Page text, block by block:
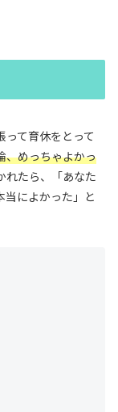
って育休をとって
、めっちゃよかっ
れたら、「あなた
当によかった」と